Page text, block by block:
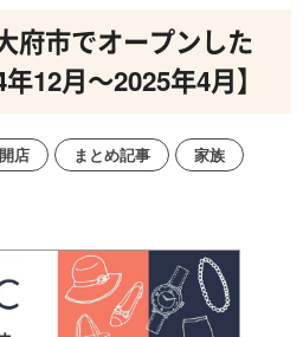
府市でオープンした
12月～2025年4月】
開店 まとめ記事
家族